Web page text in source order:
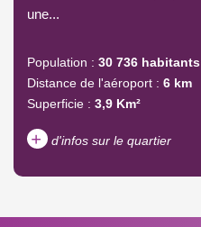
une...
Population : 30 736 habitants
Distance de l'aéroport : 6 km
Superficie : 3,9 Km²
+ d'infos sur le quartier